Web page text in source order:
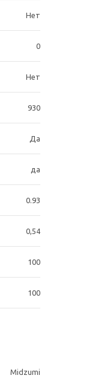
Нет
0
Нет
930
Да
да
0.93
0,54
100
100
Midzumi